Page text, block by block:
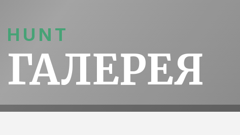
HUNT
ГАЛЕРЕЯ